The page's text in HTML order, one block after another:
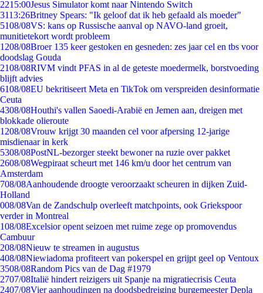
2215:00Jesus Simulator komt naar Nintendo Switch
3113:26Britney Spears: "Ik geloof dat ik heb gefaald als moeder"
5108/08VS: kans op Russische aanval op NAVO-land groeit,
munitietekort wordt probleem
1208/08Broer 135 keer gestoken en gesneden: zes jaar cel en tbs voor
doodslag Gouda
2108/08RIVM vindt PFAS in al de geteste moedermelk, borstvoeding
blijft advies
6108/08EU bekritiseert Meta en TikTok om verspreiden desinformatie
Ceuta
4308/08Houthi's vallen Saoedi-Arabië en Jemen aan, dreigen met
blokkade olieroute
1208/08Vrouw krijgt 30 maanden cel voor afpersing 12-jarige
misdienaar in kerk
5308/08PostNL-bezorger steekt bewoner na ruzie over pakket
2608/08Wegpiraat scheurt met 146 km/u door het centrum van
Amsterdam
708/08Aanhoudende droogte veroorzaakt scheuren in dijken Zuid-
Holland
008/08Van de Zandschulp overleeft matchpoints, ook Griekspoor
verder in Montreal
108/08Excelsior opent seizoen met ruime zege op promovendus
Cambuur
208/08Nieuw te streamen in augustus
408/08Niewiadoma profiteert van pokerspel en grijpt geel op Ventoux
3508/08Random Pics van de Dag #1979
2707/08Italië hindert reizigers uit Spanje na migratiecrisis Ceuta
2407/08Vier aanhoudingen na doodsbedreiging burgemeester Depla